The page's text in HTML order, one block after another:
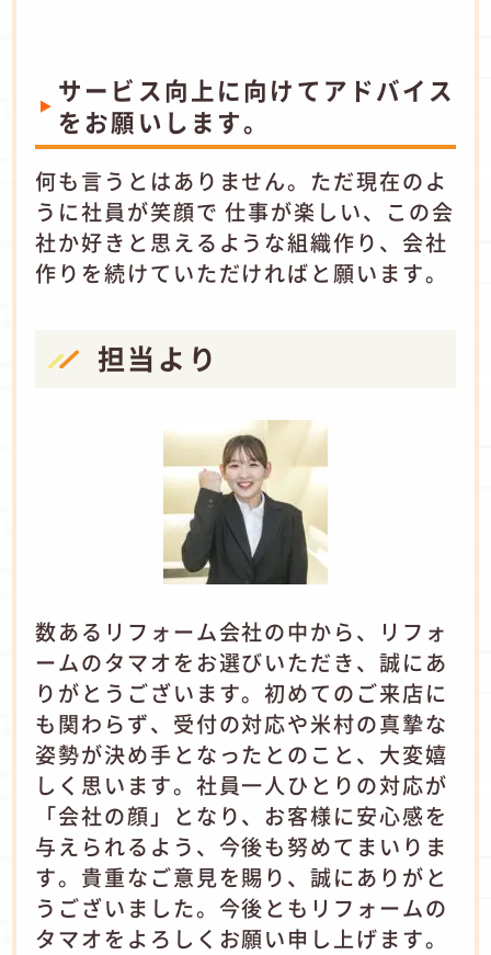
サービス向上に向けてアドバイス
をお願いします。
何も言うとはありません。ただ現在のよ
うに社員が笑顔で 仕事が楽しい、この会
社か好きと思えるような組織作り、会社
作りを続けていただければと願います。
担当より
数あるリフォーム会社の中から、リフォ
ームのタマオをお選びいただき、誠にあ
りがとうございます。初めてのご来店に
も関わらず、受付の対応や米村の真摯な
姿勢が決め手となったとのこと、大変嬉
しく思います。社員一人ひとりの対応が
「会社の顔」となり、お客様に安心感を
与えられるよう、今後も努めてまいりま
す。貴重なご意見を賜り、誠にありがと
うございました。今後ともリフォームの
タマオをよろしくお願い申し上げます。